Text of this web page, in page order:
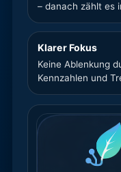
– danach zählt es
Klarer Fokus
Keine Ablenkung
Kennzahlen und